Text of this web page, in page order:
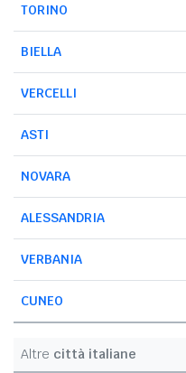
TORINO
BIELLA
VERCELLI
ASTI
NOVARA
ALESSANDRIA
VERBANIA
CUNEO
Altre città italiane